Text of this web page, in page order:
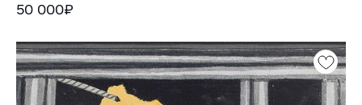
50 000₽